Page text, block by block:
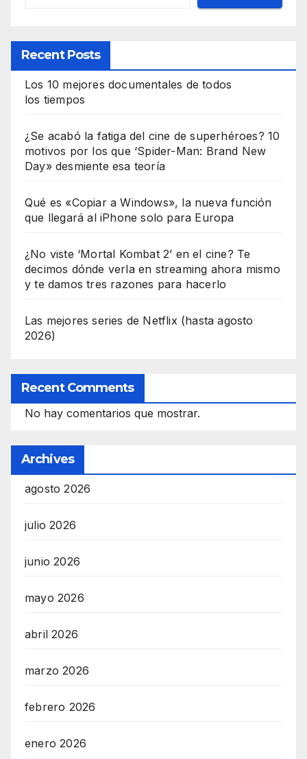
Recent Posts
Los 10 mejores documentales de todos
los tiempos
¿Se acabó la fatiga del cine de superhéroes? 10
motivos por los que ‘Spider-Man: Brand New
Day» desmiente esa teoría
Qué es «Copiar a Windows», la nueva función
que llegará al iPhone solo para Europa
¿No viste ‘Mortal Kombat 2’ en el cine? Te
decimos dónde verla en streaming ahora mismo
y te damos tres razones para hacerlo
Las mejores series de Netflix (hasta agosto
2026)
Recent Comments
No hay comentarios que mostrar.
Archives
agosto 2026
julio 2026
junio 2026
mayo 2026
abril 2026
marzo 2026
febrero 2026
enero 2026